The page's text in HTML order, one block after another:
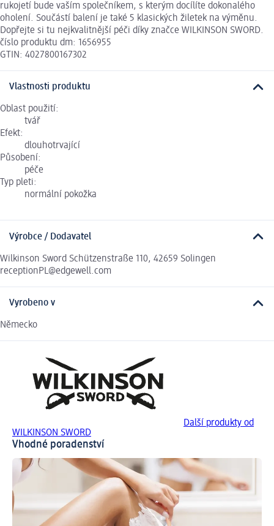
rukojetí bude vaším společníkem, s kterým docílíte dokonalého
oholení. Součástí balení je také 5 klasických žiletek na výměnu.
Dopřejte si tu nejkvalitnější péči díky značce WILKINSON SWORD.
číslo produktu dm: 1656955
GTIN: 4027800167302
Vlastnosti produktu
Oblast použití:
tvář
Efekt:
dlouhotrvající
Působení:
péče
Typ pleti:
normální pokožka
Výrobce / Dodavatel
Wilkinson Sword Schützenstraße 110, 42659 Solingen
receptionPL@edgewell.com
Vyrobeno v
Německo
Další produkty od
WILKINSON SWORD
Vhodné poradenství